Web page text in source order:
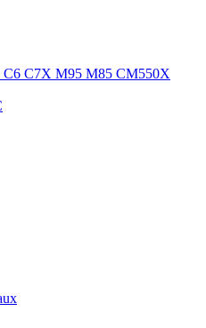
C6 C7X M95 M85 CM550X